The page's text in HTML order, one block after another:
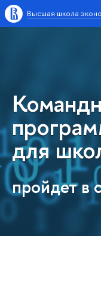
ысшая школа
для
пройдет в